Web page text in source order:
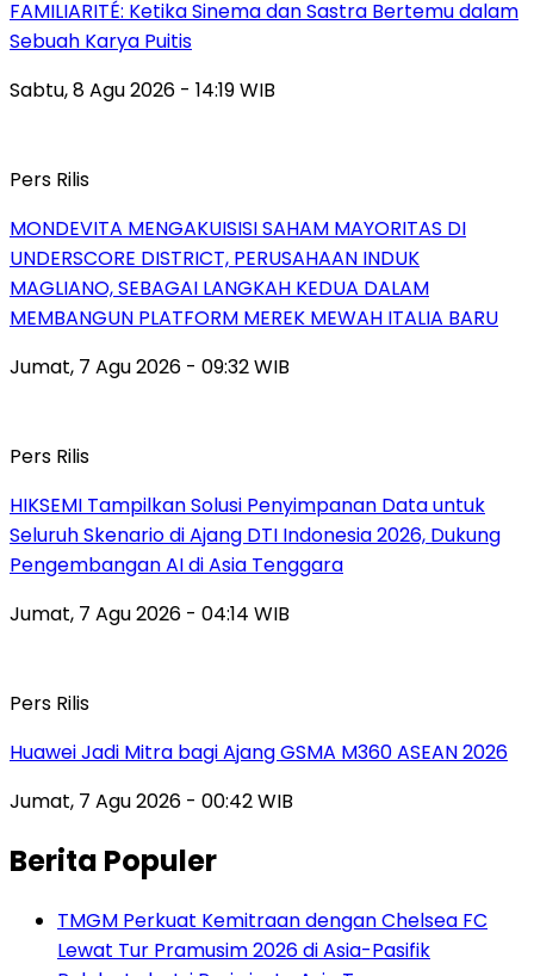
FAMILIARITÉ: Ketika Sinema dan Sastra Bertemu dalam
Sebuah Karya Puitis
Sabtu, 8 Agu 2026 - 14:19 WIB
Pers Rilis
MONDEVITA MENGAKUISISI SAHAM MAYORITAS DI
UNDERSCORE DISTRICT, PERUSAHAAN INDUK
MAGLIANO, SEBAGAI LANGKAH KEDUA DALAM
MEMBANGUN PLATFORM MEREK MEWAH ITALIA BARU
Jumat, 7 Agu 2026 - 09:32 WIB
Pers Rilis
HIKSEMI Tampilkan Solusi Penyimpanan Data untuk
Seluruh Skenario di Ajang DTI Indonesia 2026, Dukung
Pengembangan AI di Asia Tenggara
Jumat, 7 Agu 2026 - 04:14 WIB
Pers Rilis
Huawei Jadi Mitra bagi Ajang GSMA M360 ASEAN 2026
Jumat, 7 Agu 2026 - 00:42 WIB
Berita Populer
TMGM Perkuat Kemitraan dengan Chelsea FC
Lewat Tur Pramusim 2026 di Asia-Pasifik